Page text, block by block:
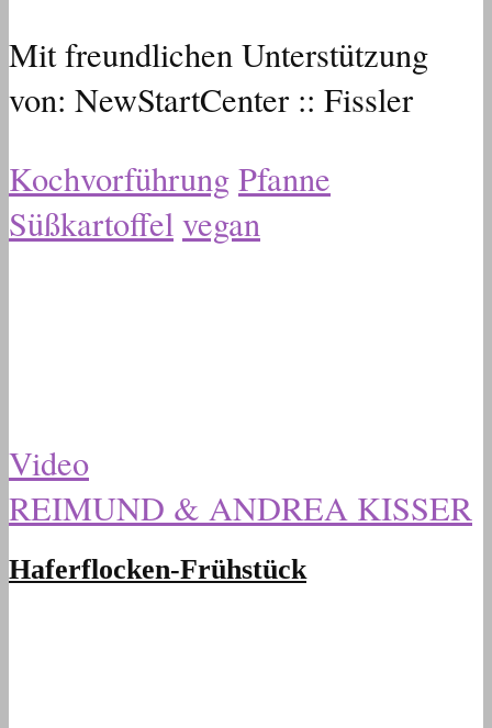
Mit freundlichen Unterstützung
von: NewStartCenter :: Fissler
KochvorführungPfanne
Süßkartoffelvegan
Video
REIMUND & ANDREA KISSER
Haferflocken-Frühstück